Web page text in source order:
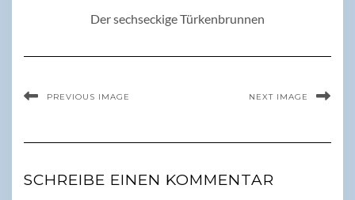
Der sechseckige Türkenbrunnen
PREVIOUS IMAGE NEXT IMAGE
SCHREIBE EINEN KOMMENTAR